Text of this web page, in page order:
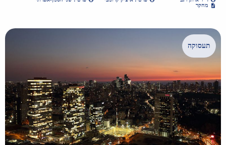
מחקר
תעסוקה